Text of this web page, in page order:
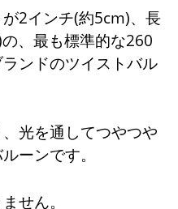
2インチ(約5cm)、長
、最も標準的な260
ンドのツイストバル
光を通してつやつや
ーンです。
せん。